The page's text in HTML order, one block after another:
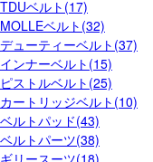
TDUベルト(17)
MOLLEベルト(32)
デューティーベルト(37)
インナーベルト(15)
ピストルベルト(25)
カートリッジベルト(10)
ベルトパッド(43)
ベルトパーツ(38)